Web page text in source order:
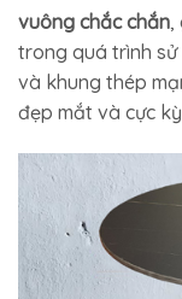
vuông chắc chắn,
trong quá trình
và khung thép
đẹp mắt và cực